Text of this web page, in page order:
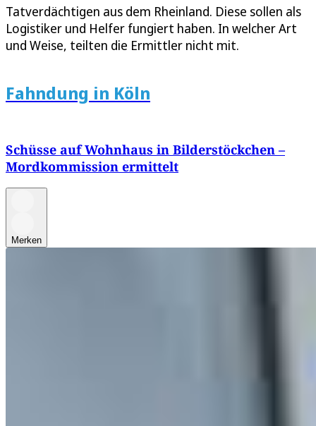
Tatverdächtigen aus dem Rheinland. Diese sollen als
Logistiker und Helfer fungiert haben. In welcher Art
und Weise, teilten die Ermittler nicht mit.
Fahndung in Köln
Schüsse auf Wohnhaus in Bilderstöckchen –
Mordkommission ermittelt
Merken